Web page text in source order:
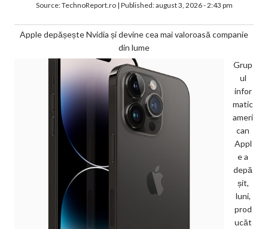
Source:TechnoReport.ro| Published:august 3, 2026 - 2:43 pm
Apple depășește Nvidia și devine cea mai valoroasă companie
din lume
Grup
ul
infor
matic
ameri
can
Appl
e a
depă
șit,
luni,
prod
ucăt